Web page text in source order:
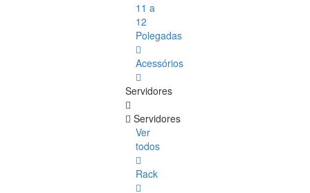
11 a
12
Polegadas
Acessórios
Servidores
Servidores
Ver
todos
Rack